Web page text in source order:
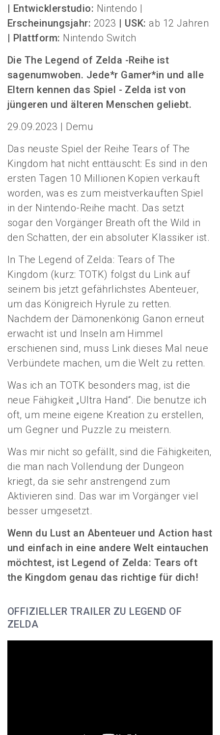
| Entwicklerstudio: Nintendo |
Erscheinungsjahr: 2023 | USK: ab 12 Jahren
| Plattform: Nintendo Switch
Die The Legend of Zelda -Reihe ist
sagenumwoben. Jede*r Gamer*in und alle
Eltern kennen das Spiel - Zelda ist von
jüngeren und älteren Menschen geliebt.
29.09.2023 | Demu
Das neuste Spiel der Reihe Tears of The
Kingdom hat nicht enttäuscht: Es sind in den
ersten Tagen 10 Millionen Kopien verkauft
worden, was es zum meistverkauften Spiel
in der Nintendo-Reihe macht. Das setzt
sogar den Vorgänger Breath oft the Wild in
den Schatten, der ein absoluter Klassiker ist.
In The Legend of Zelda: Tears of The
Kingdom (kurz: TOTK) folgst du Link auf
seinem bis jetzt gefährlichstes Abenteuer,
um das Königreich Hyrule zu retten.
Nachdem der Dämonenkönig Ganon erneut
erwacht ist und Inseln am Himmel
erschienen sind, muss Link dieses Mal neue
Verbündete machen, um die Welt zu retten.
Was ich an TOTK besonders mag, ist die
neue Fähigkeit „Ultra Hand“. Die benutze ich
oft, um meine eigene Kreation zu erstellen,
um Gegner und Puzzle zu meistern.
Was mir nicht so gefällt, sind die Fähigkeiten,
die man nach Vollendung der Dungeon
kriegt, da sie sehr anstrengend zum
Aktivieren sind. Das war im Vorgänger viel
besser umgesetzt.
Wenn du Lust an Abenteuer und Action hast
und einfach in eine andere Welt eintauchen
möchtest, ist Legend of Zelda: Tears oft
the Kingdom genau das richtige für dich!
OFFIZIELLER TRAILER ZU LEGEND OF
ZELDA